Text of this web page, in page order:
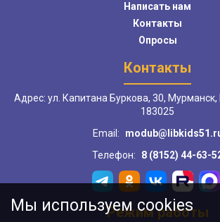
Написать нам
Контакты
Опросы
Контакты
Адрес: ул. Капитана Буркова, 30,
183025
Email:
Телефон:
8 (8152) 44-63-
Режим работы
Мы используем cookies